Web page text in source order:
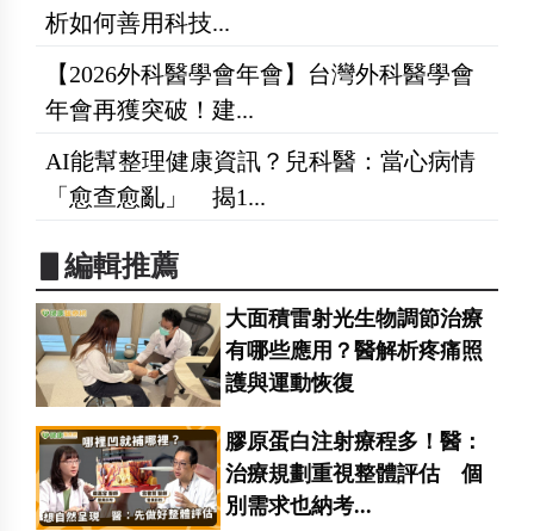
析如何善用科技...
【2026外科醫學會年會】台灣外科醫學會
年會再獲突破！建...
AI能幫整理健康資訊？兒科醫：當心病情
「愈查愈亂」 揭1...
▋編輯推薦
大面積雷射光生物調節治療
有哪些應用？醫解析疼痛照
護與運動恢復
膠原蛋白注射療程多！醫：
治療規劃重視整體評估 個
別需求也納考...